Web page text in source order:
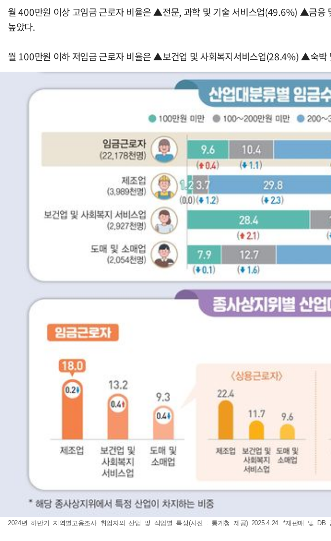
월 400만원 이상 고임금 근로자 비율은 ▲전문, 과학 및 기술 서비스업(49.6%) ▲
높았다.
월 100만원 이하 저임금 근로자 비율은 ▲보건업 및 사회복지서비스업(28.4%) ▲숙
2024년 하반기 지역별고용조사 취업자의 산업 및 직업별 특성(사진 : 통계청 제공) 2025.4.24. *재판매 및 DB